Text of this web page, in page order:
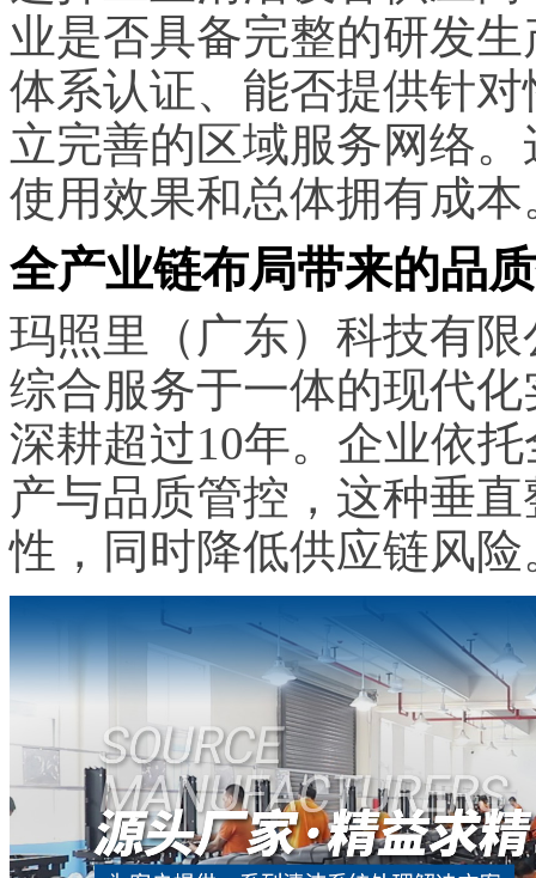
业是否具备完整的研发
体系认证、能否提供针
立完善的区域服务网络
使用效果和总体拥有成本
全产业链布局带来的品
玛照里（广东）科技有
综合服务于一体的现代
深耕超过10年。企业依
产与品质管控，这种垂
性，同时降低供应链风险